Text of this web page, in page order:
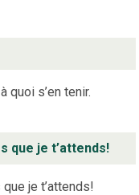
quoi s’en tenir.
que je t’attends!
je t’attends!